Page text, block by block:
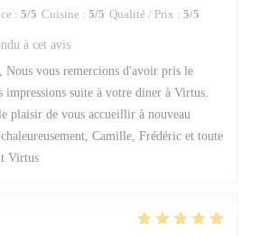
: 5/5 Cuisine : 5/5 Qualité / Prix : 5/5
à cet avis
Nous vous remercions d'avoir pris le
impressions suite à votre diner à Virtus.
plaisir de vous accueillir à nouveau
Camille, Frédéric et toute
Virtus